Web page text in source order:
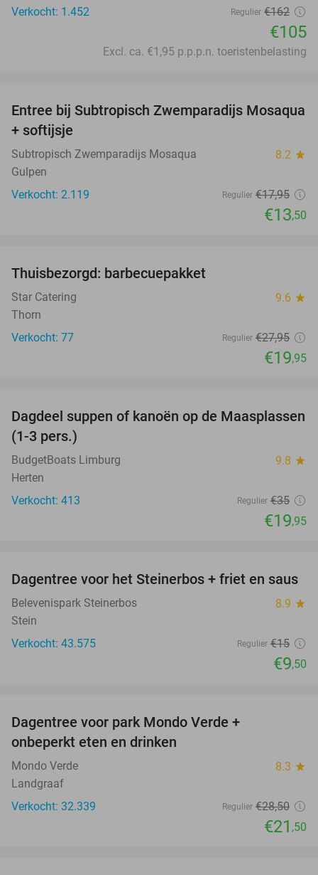
Verkocht: 1.452 Regulier €162
€105
Excl. ca. €1,95 p.p.p.n. toeristenbelasting
25%
Entree bij Subtropisch Zwemparadijs Mosaqua
+ softijsje
Subtropisch Zwemparadijs Mosaqua 8.2 star
Gulpen
Verkocht: 2.119
Regulier €17,95
€13,50
Thuisbezorgd: barbecuepakket
Star Catering 9.6 star
Thorn
Verkocht: 77
Regulier €27,95
€19,95
43%
Dagdeel suppen of kanoën op de Maasplassen
(1-3 pers.)
BudgetBoats Limburg 9.8 star
Herten
Verkocht: 413
Regulier €35
€19,95
37%
Dagentree voor het Steinerbos + friet en saus
Belevenispark Steinerbos 8.9 star
Stein
Verkocht: 43.575
Regulier €15
€9,50
Dagentree voor park Mondo Verde +
onbeperkt eten en drinken
Mondo Verde 8.3 star
Landgraaf
Verkocht: 32.339
Regulier €28,50
€21 ,50